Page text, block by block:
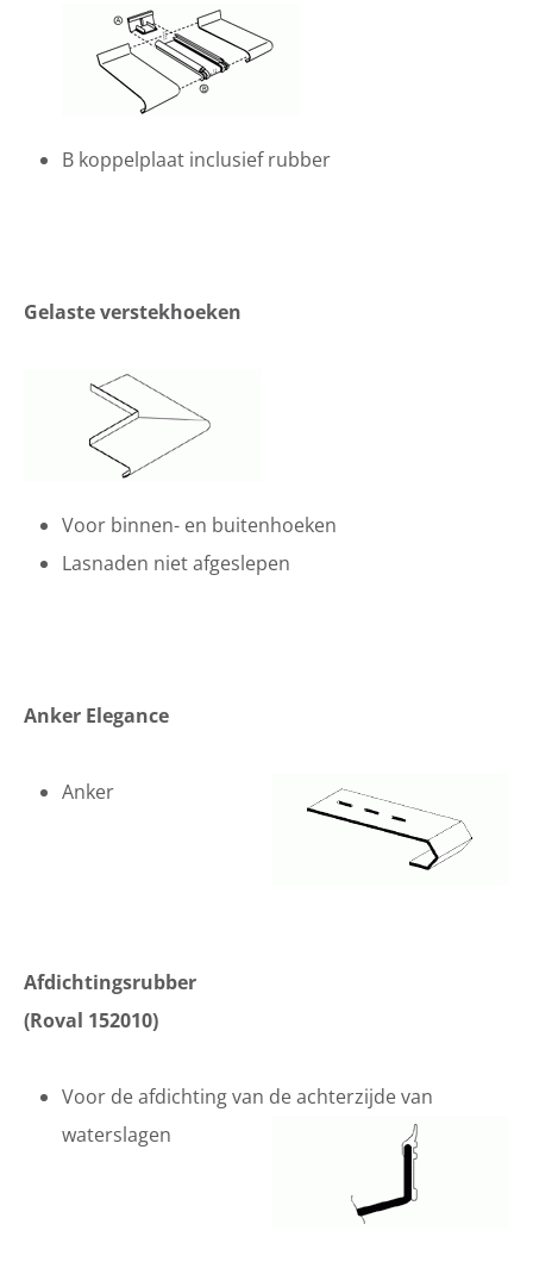
B koppelplaat inclusief rubber
Gelaste verstekhoeken
Voor binnen- en buitenhoeken
Lasnaden niet afgeslepen
Anker Elegance
Anker
Afdichtingsrubber
(Roval 152010)
Voor de afdichting van de achterzijde van
waterslagen